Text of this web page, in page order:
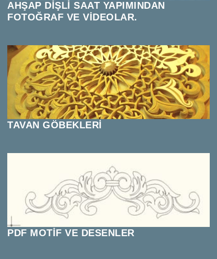
AHŞAP DİŞLİ SAAT YAPIMINDAN
FOTOĞRAF VE VİDEOLAR.
TAVAN GÖBEKLERİ
PDF MOTİF VE DESENLER